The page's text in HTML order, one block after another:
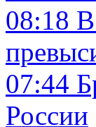
08:18
07:44
России